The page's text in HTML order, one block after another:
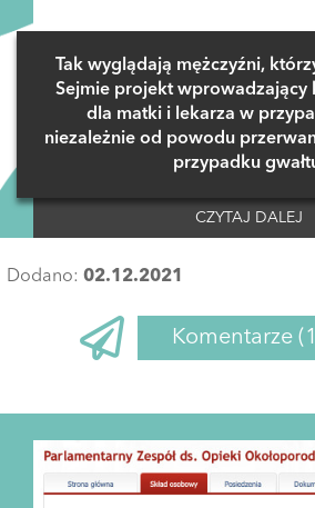
Tak wyglądają mężczyźni,
Sejmie projekt wprowadzający
dla matki i lekarza w
niezależnie od powodu
przypadku
CZYTAJ DALEJ
Dodano: 02.12.2021
Komentarze